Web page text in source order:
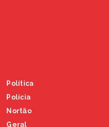
Política
Polícia
Nortão
Geral